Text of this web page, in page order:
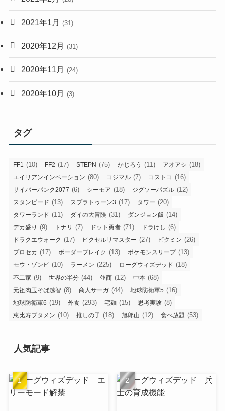
2021年1月 (31)
2020年12月 (31)
2020年11月 (24)
2020年10月 (3)
タグ
FF1 (10) FF2 (17) STEPN (75) かじろう (11) アオアシ (18)
エイリアンインベーション (80) コジマル (7) コストコ (16)
サイバーパンク2077 (6) シーモア (18) ジグソーパズル (12)
スタンピード (13) スプラトゥーン3 (17) タワー (20)
タワーランド (11) ダイの大冒険 (31) ダンジョン飯 (14)
デカ盛り (9) トナリ (7) ドット勇者 (71) ドラけし (6)
ドラクエウォーク (17) ピクセルリマスター (27) ピクミン (26)
プロセカ (17) ボーダーブレイク (13) ポケモンスリープ(13)
モウ・ゾンビ (10) ラーメン (225) ローグウィズデッド (18)
不二家 (9) 世界の半分 (44) 並商 (12) 中本 (68)
元祖肉玉そば越智 (8) 商人サーガ (44) 地球防衛軍5 (16)
地球防衛軍6 (19) 外食 (293) 宅麺 (15) 思考実験 (8)
恵比寿ブタメン (10) 推しの子 (18) 旭郎山 (12) 食べ放題 (53)
人気記事